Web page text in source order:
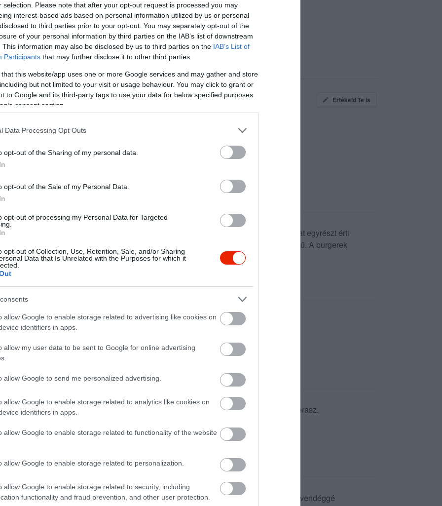
selection. Please note that after your opt-out request is processed you may
interest-based ads based on personal information utilized by us or personal
to third parties prior to your opt-out. You may separately opt-out of the
of your personal information by third parties on the IAB’s list of downstream
This information may also be disclosed by us to third parties on the IAB’s List of
Participants that may further disclose it to other third parties.
that this website/app uses one or more Google services and may gather and store
but not limited to your visit or usage behaviour. You may click to grant or
to Google and its third-party tags to use your data for below specified purposes
consent section.
Data Processing Opt Outs
opt-out of the Sharing of my personal data.
opt-out of the Sale of my Personal Data.
opt-out of processing my Personal Data for Targeted
opt-out of Collection, Use, Retention, Sale, and/or Sharing
Data that Is Unrelated with the Purposes for which it
allow Google to enable storage related to advertising like cookies on
identifiers in apps.
allow my user data to be sent to Google for online advertising
allow Google to send me personalized advertising.
allow Google to enable storage related to analytics like cookies on
identifiers in apps.
allow Google to enable storage related to functionality of the website
allow Google to enable storage related to personalization.
allow Google to enable storage related to security, including
functionality and fraud prevention, and other user protection.
Értékeld Te is
eddigi legjobb burgeres hely ahol voltunk. Kiváló étel igazi fine dining. A konyhai csapat egyrészt érti
nagyon kreatívak is.Nem csak a hús kiváló, a buci és a krumpli is kiemelkedő minőségű. A burgerek
ahogy vannak. Csak ajánláni tudom!
minden adott, gyors kedves koszolgalas finom es kulonleges etelek, italok.
túlzottan sós, de nagyon jó állagú krumpli, kedves és gyors kiszolgálás, kissé zsúfolt terasz.
a városban, még ha utazni kell is érte. Egyértelműen megéri kipróbálni és törzsvendéggé